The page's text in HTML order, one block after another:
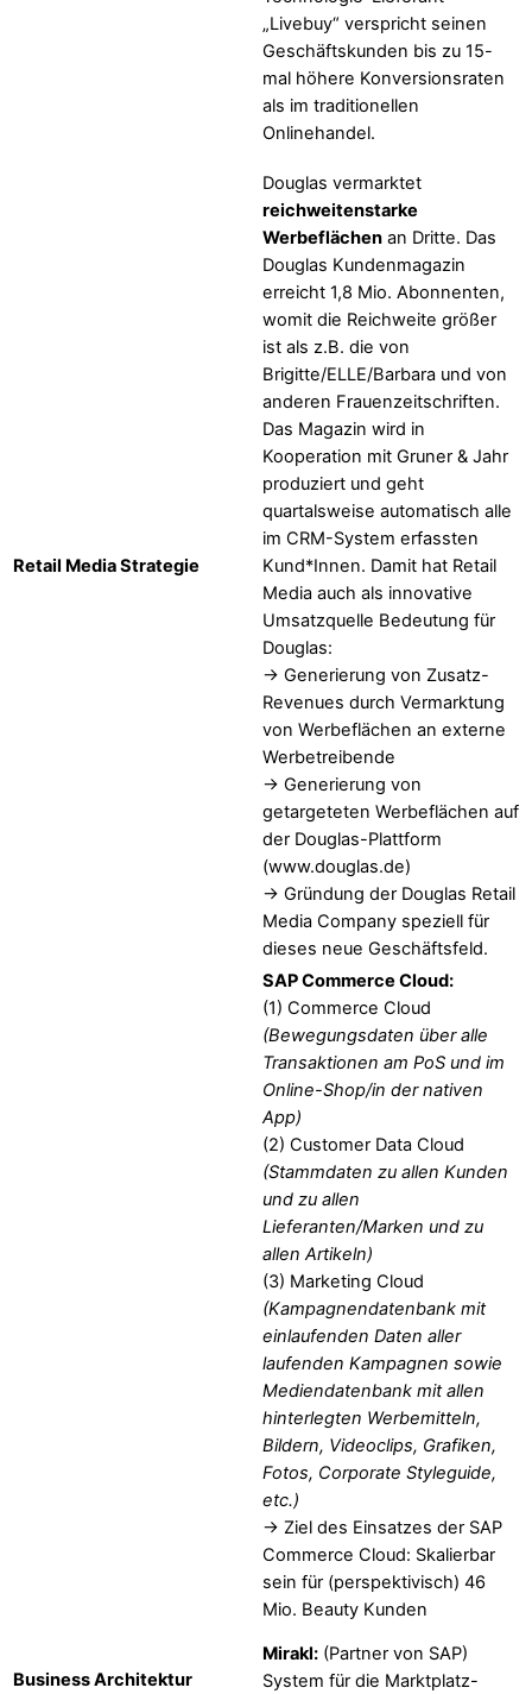
„Livebuy“ verspricht seinen
Geschäftskunden bis zu 15-
mal höhere Konversionsraten
als im traditionellen
Onlinehandel.
Retail Media Strategie
Douglas vermarktet
reichweitenstarke
Werbeflächen an Dritte. Das
Douglas Kundenmagazin
erreicht 1,8 Mio. Abonnenten,
womit die Reichweite größer
ist als z.B. die von
Brigitte/ELLE/Barbara und von
anderen Frauenzeitschriften.
Das Magazin wird in
Kooperation mit Gruner & Jahr
produziert und geht
quartalsweise automatisch alle
im CRM-System erfassten
Kund*Innen. Damit hat Retail
Media auch als innovative
Umsatzquelle Bedeutung für
Douglas:
-> Generierung von Zusatz-
Revenues durch Vermarktung
von Werbeflächen an externe
Werbetreibende
-> Generierung von
getargeteten Werbeflächen auf
der Douglas-Plattform
(www.douglas.de)
-> Gründung der Douglas Retail
Media Company speziell für
dieses neue Geschäftsfeld.
Business Architektur
SAP Commerce Cloud:
(1) Commerce Cloud
(Bewegungsdaten über alle
Transaktionen am PoS und im
Online-Shop/in der nativen
App)
(2) Customer Data Cloud
(Stammdaten zu allen Kunden
und zu allen
Lieferanten/Marken und zu
allen Artikeln)
(3) Marketing Cloud
(Kampagnendatenbank mit
einlaufenden Daten aller
laufenden Kampagnen sowie
Mediendatenbank mit allen
hinterlegten Werbemitteln,
Bildern, Videoclips, Grafiken,
Fotos, Corporate Styleguide,
etc.)
-> Ziel des Einsatzes der SAP
Commerce Cloud: Skalierbar
sein für (perspektivisch) 46
Mio. Beauty Kunden
Mirakl: (Partner von SAP)
System für die Marktplatz-